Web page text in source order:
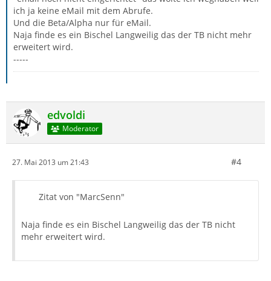
ich ja keine eMail mit dem Abrufe.
Und die Beta/Alpha nur für eMail.
Naja finde es ein Bischel Langweilig das der TB nicht mehr
erweitert wird.
-----
edvoldi
Moderator
27. Mai 2013 um 21:43 #4
Zitat von "MarcSenn"
Naja finde es ein Bischel Langweilig das der TB nicht
mehr erweitert wird.